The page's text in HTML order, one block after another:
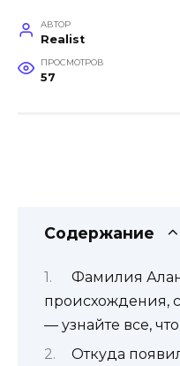
АВТОР
Realist
ПРОСМОТРОВ
57
Содержание
Фамилия
происхождения,
— узнайте все,
Откуда